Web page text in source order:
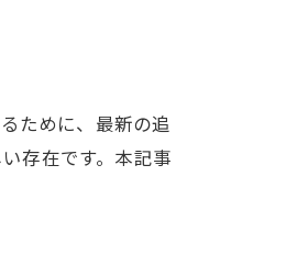
ために、最新の追
存在です。本記事